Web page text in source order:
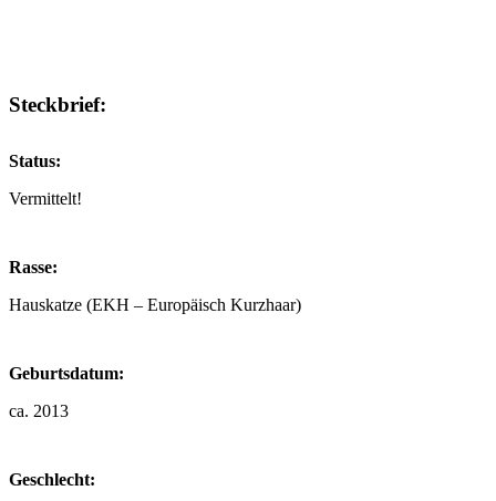
Steckbrief:
Status:
Vermittelt!
Rasse:
Hauskatze (EKH – Europäisch Kurzhaar)
Geburtsdatum:
ca. 2013
Geschlecht: